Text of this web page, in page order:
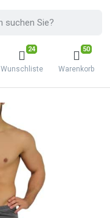
24
Wunschliste
50
Warenkorb